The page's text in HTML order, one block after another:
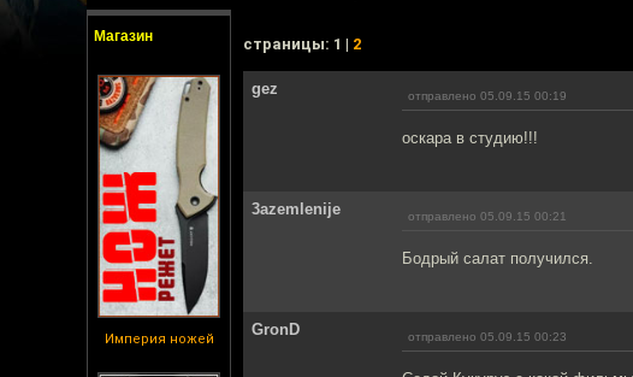
Магазин
Империя ножей
cтраницы: 1 | 2
gez отправлено 05.09.15 00:19
оскара в студию!!!
3azemlenije отправлено 05.09.15 00:21
Бодрый салат получился.
GronD отправлено 05.09.15 00:23